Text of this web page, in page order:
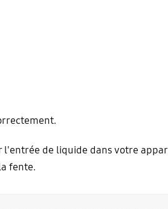
de liquide dans votre
fente.